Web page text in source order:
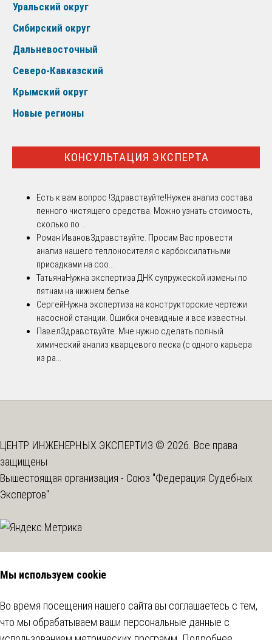
Уральский округ
Сибирский округ
Дальневосточный
Северо-Кавказский
Крымский округ
Новые регионы
КОНСУЛЬТАЦИЯ ЭКСПЕРТА
Есть к вам вопрос !Здравствуйте!Нужен анализ состава
пенного чистящего средства. Можно узнать стоимость,
сколько по ...
Роман ИвановЗдравствуйте. Просим Вас провести
анализ нашего теплоносителя с карбоксилатными
присадками на соо...
ТатьянаНужна экспертиза ДНК супружеской измены по
пятнам на нижнем белье
СергейНужна экспертиза на конструкторские чертежи
насосной станции. Ошибки очевидные и все известны.
ПавелЗдравствуйте. Мне нужно сделать полный
химический анализ кварцевого песка (с одного карьера
из ра...
ЦЕНТР ИНЖЕНЕРНЫХ ЭКСПЕРТИЗ © 2026. Все права
защищены
Вышестоящая организация - Союз "Федерация Судебных
Экспертов"
Мы используем cookie
Во время посещения нашего сайта вы соглашаетесь с тем,
что мы обрабатываем ваши персональные данные с